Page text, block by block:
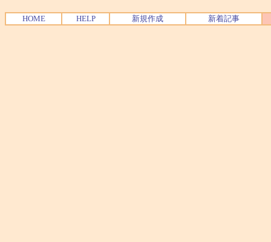
HOME HELP 新規作成 新着記事